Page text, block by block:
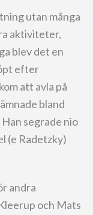
utan många
aktiviteter,
blev det en
efter
att avla på
bland
segrade nio
(e Radetzky)
andra
och Mats